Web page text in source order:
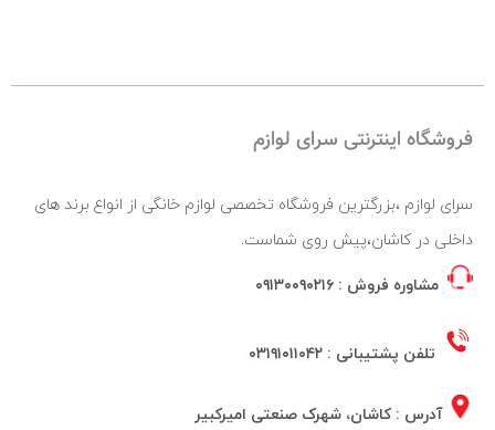
فروشگاه اینترنتی سرای لوازم
سرای لوازم ،بزرگترین فروشگاه تخصصی لوازم خانگی از انواع برند های
داخلی در کاشان،پیش روی شماست.
مشاوره فروش : ۰۹۱۳۰۰۹۰۲۱۶
تلفن پشتیبانی : ۰۳۱۹۱۰۱۱۰۴۲
آدرس : کاشان، شهرک صنعتی امیرکبیر